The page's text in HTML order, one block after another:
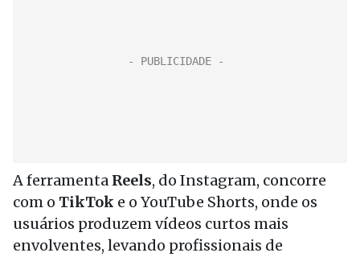
A ferramenta Reels, do Instagram, concorre
com o TikTok e o YouTube Shorts, onde os
usuários produzem vídeos curtos mais
envolventes, levando profissionais de